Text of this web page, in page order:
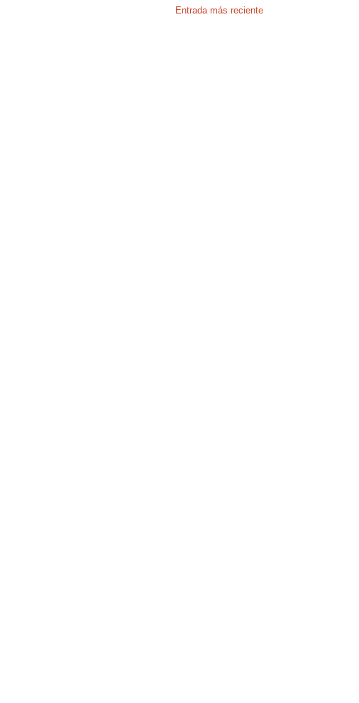
Entrada más reciente